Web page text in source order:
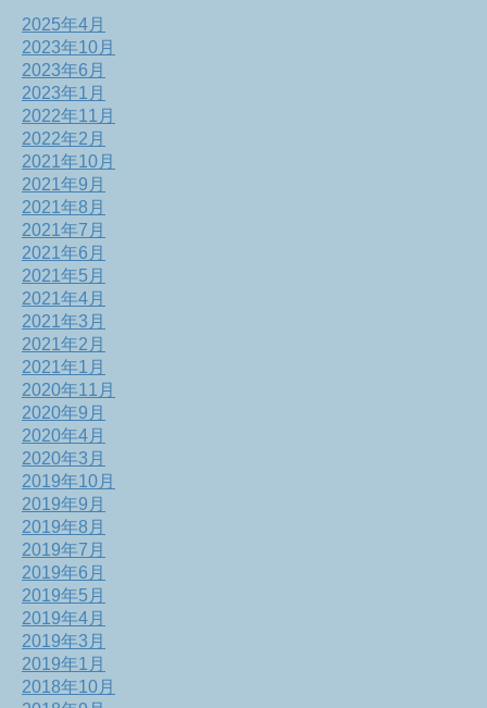
2025年4月
2023年10月
2023年6月
2023年1月
2022年11月
2022年2月
2021年10月
2021年9月
2021年8月
2021年7月
2021年6月
2021年5月
2021年4月
2021年3月
2021年2月
2021年1月
2020年11月
2020年9月
2020年4月
2020年3月
2019年10月
2019年9月
2019年8月
2019年7月
2019年6月
2019年5月
2019年4月
2019年3月
2019年1月
2018年10月